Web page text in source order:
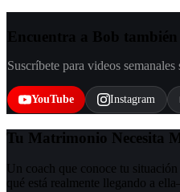
Suscríbete para videos
YouTube Instagram
Tu Matrimonio Necesita
Un coach que conoce tu
qué está realmente llegando a